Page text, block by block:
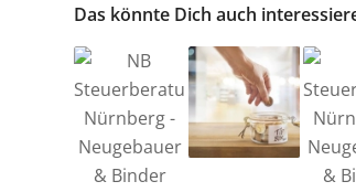
Das könnte Dich auch